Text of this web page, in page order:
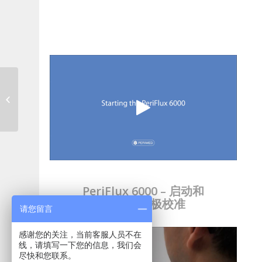
PeriFlux 6000 – 启动和
tcpO2 电极校准
请您留言
感谢您的关注，当前客服人员不在
线，请填写一下您的信息，我们会
尽快和您联系。